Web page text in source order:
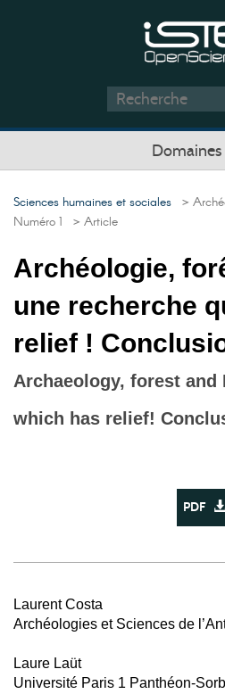
Domaines
Sciences humaines et sociales >
Numéro 1 > Article
Archéologie,
une recherche
relief !
Archaeology, forest and
which has relief!
PDF
Laurent Costa
Archéologies et Sciences de
Laure Laüt
Université Paris 1 Panthéon-